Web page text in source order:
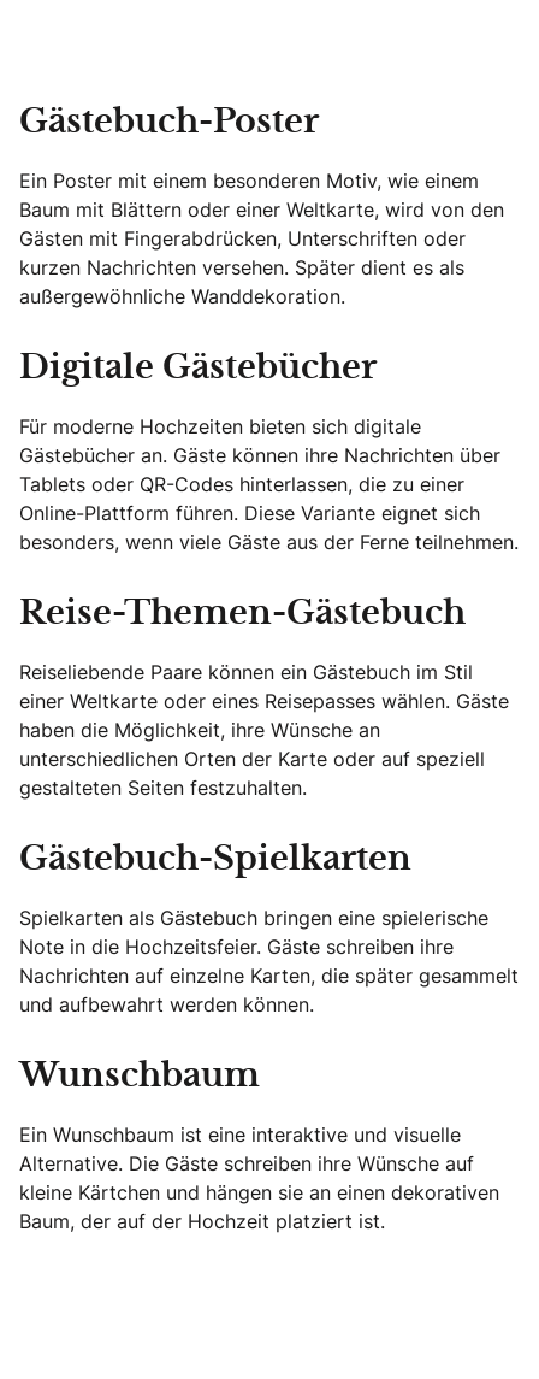
Gästebuch-Poster
Ein Poster mit einem besonderen Motiv, wie einem
Baum mit Blättern oder einer Weltkarte, wird von den
Gästen mit Fingerabdrücken, Unterschriften oder
kurzen Nachrichten versehen. Später dient es als
außergewöhnliche Wanddekoration.
Digitale Gästebücher
Für moderne Hochzeiten bieten sich digitale
Gästebücher an. Gäste können ihre Nachrichten über
Tablets oder QR-Codes hinterlassen, die zu einer
Online-Plattform führen. Diese Variante eignet sich
besonders, wenn viele Gäste aus der Ferne teilnehmen.
Reise-Themen-Gästebuch
Reiseliebende Paare können ein Gästebuch im Stil
einer Weltkarte oder eines Reisepasses wählen. Gäste
haben die Möglichkeit, ihre Wünsche an
unterschiedlichen Orten der Karte oder auf speziell
gestalteten Seiten festzuhalten.
Gästebuch-Spielkarten
Spielkarten als Gästebuch bringen eine spielerische
Note in die Hochzeitsfeier. Gäste schreiben ihre
Nachrichten auf einzelne Karten, die später gesammelt
und aufbewahrt werden können.
Wunschbaum
Ein Wunschbaum ist eine interaktive und visuelle
Alternative. Die Gäste schreiben ihre Wünsche auf
kleine Kärtchen und hängen sie an einen dekorativen
Baum, der auf der Hochzeit platziert ist.